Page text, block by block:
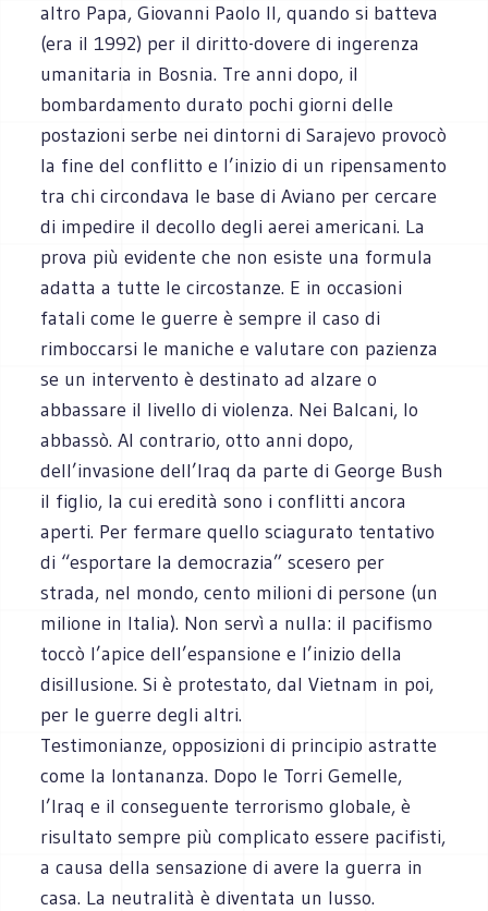
altro Papa, Giovanni Paolo II, quando si batteva
(era il 1992) per il diritto-dovere di ingerenza
umanitaria in Bosnia. Tre anni dopo, il
bombardamento durato pochi giorni delle
postazioni serbe nei dintorni di Sarajevo provocò
la fine del conflitto e l’inizio di un ripensamento
tra chi circondava le base di Aviano per cercare
di impedire il decollo degli aerei americani. La
prova più evidente che non esiste una formula
adatta a tutte le circostanze. E in occasioni
fatali come le guerre è sempre il caso di
rimboccarsi le maniche e valutare con pazienza
se un intervento è destinato ad alzare o
abbassare il livello di violenza. Nei Balcani, lo
abbassò. Al contrario, otto anni dopo,
dell’invasione dell’Iraq da parte di George Bush
il figlio, la cui eredità sono i conflitti ancora
aperti. Per fermare quello sciagurato tentativo
di “esportare la democrazia” scesero per
strada, nel mondo, cento milioni di persone (un
milione in Italia). Non servì a nulla: il pacifismo
toccò l’apice dell’espansione e l’inizio della
disillusione. Si è protestato, dal Vietnam in poi,
per le guerre degli altri.
Testimonianze, opposizioni di principio astratte
come la lontananza. Dopo le Torri Gemelle,
l’Iraq e il conseguente terrorismo globale, è
risultato sempre più complicato essere pacifisti,
a causa della sensazione di avere la guerra in
casa. La neutralità è diventata un lusso.